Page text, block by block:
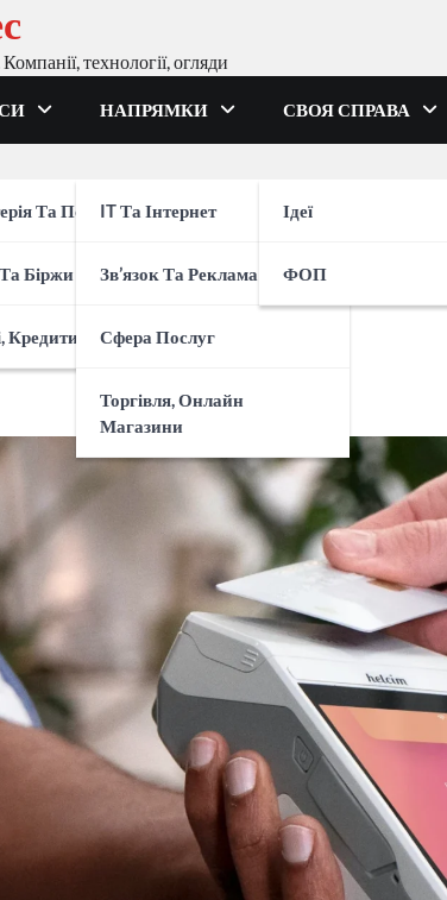
технології, огляди
Та Податки
Біржи
Кредити, Банки
НАПРЯМКИ
IT Та Інтернет
Зв’язок Та Реклама
Сфера Послуг
Торгівля, Онлайн
Магазини
СВОЯ СПРАВА
Ідеї
ФОП
«Вчасно.Каса»:
РРО